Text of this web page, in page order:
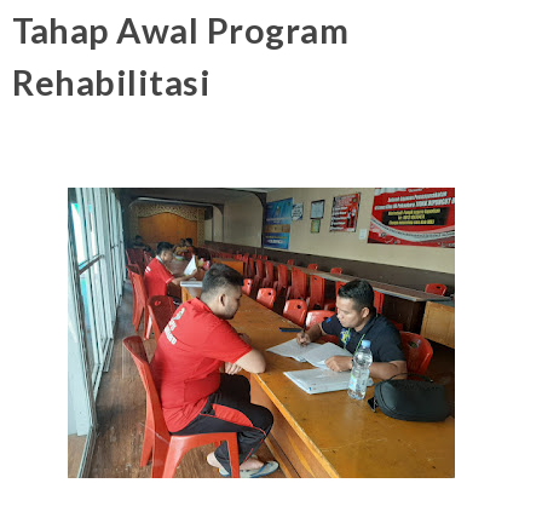
Tahap Awal Program
Rehabilitasi